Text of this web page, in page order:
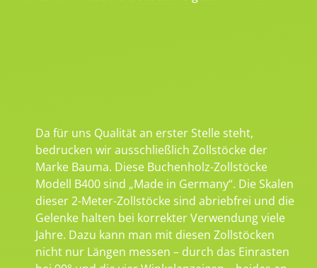
Da für uns Qualität an erster Stelle steht,
bedrucken wir ausschließlich Zollstöcke der
Marke Bauma. Diese Buchenholz-Zollstöcke
Modell B400 sind „Made in Germany“. Die Skalen
dieser 2-Meter-Zollstöcke sind abriebfrei und die
Gelenke halten bei korrekter Verwendung viele
Jahre. Dazu kann man mit diesen Zollstöcken
nicht nur Längen messen – durch das Einrasten